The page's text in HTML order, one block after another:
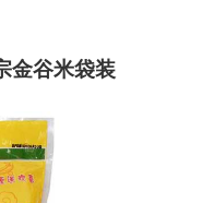
金谷米袋装